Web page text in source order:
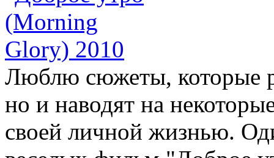
Люблю сюжеты, которые
но и наводят на
своей личной жизнью.